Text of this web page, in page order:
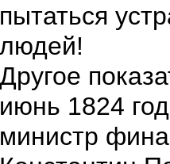
пытаться
людей!
Другое
июнь 1824
министр